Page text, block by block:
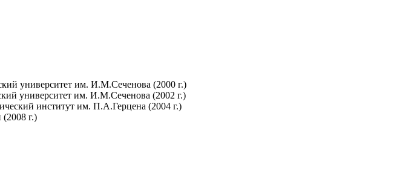
университет им. И.М.Сеченова (2000 г.)
университет им. И.М.Сеченова (2002 г.)
институт им. П.А.Герцена (2004 г.)
г.)